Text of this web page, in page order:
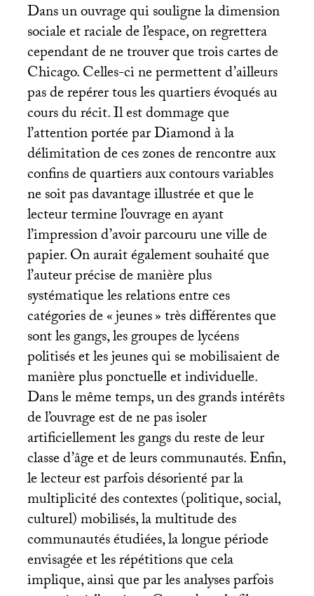
Dans un ouvrage qui souligne la dimension
sociale et raciale de l’espace, on regrettera
cependant de ne trouver que trois cartes de
Chicago. Celles-ci ne permettent d’ailleurs
pas de repérer tous les quartiers évoqués au
cours du récit. Il est dommage que
l’attention portée par Diamond à la
délimitation de ces zones de rencontre aux
confins de quartiers aux contours variables
ne soit pas davantage illustrée et que le
lecteur termine l’ouvrage en ayant
l’impression d’avoir parcouru une ville de
papier. On aurait également souhaité que
l’auteur précise de manière plus
systématique les relations entre ces
catégories de «jeunes» très différentes que
sont les gangs, les groupes de lycéens
politisés et les jeunes qui se mobilisaient de
manière plus ponctuelle et individuelle.
Dans le même temps, un des grands intérêts
de l’ouvrage est de ne pas isoler
artificiellement les gangs du reste de leur
classe d’âge et de leurs communautés. Enfin,
le lecteur est parfois désorienté par la
multiplicité des contextes (politique, social,
culturel) mobilisés, la multitude des
communautés étudiées, la longue période
envisagée et les répétitions que cela
implique, ainsi que par les analyses parfois